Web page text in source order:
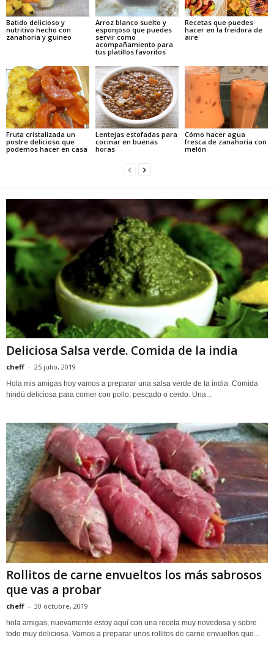
Batido delicioso y
nutritivo hecho con
zanahoria y guineo
Arroz blanco suelto y
esponjoso que puedes
servir como
acompañamiento para
tus platillos favoritos
Recetas que puedes
hacer en la freidora de
aire
Fruta cristalizada un
postre delicioso que
podemos hacer en casa
Lentejas estofadas para
cocinar en buenas
horas
Cómo hacer agua
fresca de zanahoria con
melón
Deliciosa Salsa verde. Comida de la india
cheff - 25 julio, 2019
Hola mis amigas hoy vamos a preparar una salsa verde de la india. Comida
hindú deliciosa para comer con pollo, pescado o cerdo. Una...
Rollitos de carne envueltos los más sabrosos
que vas a probar
cheff - 30 octubre, 2019
hola amigas, nuevamente estoy aquí con una receta muy novedosa y sobre
todo muy deliciosa. Vamos a preparar unos rollitos de carne envueltos que...